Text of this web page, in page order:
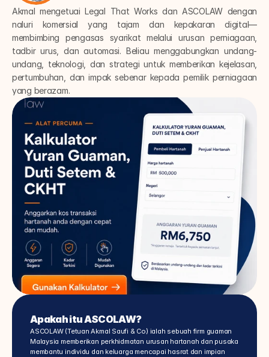
Akmal mengetuai Legal That Works dan ASCOLAW dengan
naluri komersial yang tajam dan kepakaran digital—
membimbing pengasas syarikat melalui urusan perniagaan,
tadbir urus, dan automasi. Beliau menggabungkan undang-
undang, teknologi, dan strategi untuk memberikan kejelasan,
pertumbuhan, dan impak sebenar kepada pemilik perniagaan
yang berazam.
Apakah itu ASCOLAW?
ASCOLAW (Tetuan Akmal Saufi & Co) ialah sebuah firm guaman
Malaysia memberikan perkhidmatan urusan hartanah dan pusaka
membantu individu dan keluarga mencapai hasrat dan impian